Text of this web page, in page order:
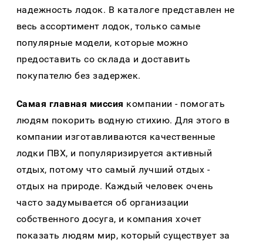
надежность лодок. В каталоге представлен не
весь ассортимент лодок, только самые
популярные модели, которые можно
предоставить со склада и доставить
покупателю без задержек.
Самая главная миссия компании - помогать
людям покорить водную стихию. Для этого в
компании изготавливаются качественные
лодки ПВХ, и популяризируется активный
отдых, потому что самый лучший отдых -
отдых на природе. Каждый человек очень
часто задумывается об организации
собственного досуга, и компания хочет
показать людям мир, который существует за